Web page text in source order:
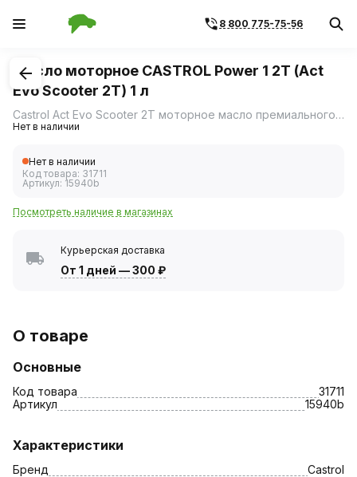
8 800 775-75-56
1/1
Масло моторное CASTROL Power 1 2T (Act
Evo Scooter 2T) 1 л
Castrol Act Evo Scooter 2T моторное масло премиального класса для 2-х тактных двигателей скутеров с низким уровнем образования дыма и характеристиками, усиленными частицами Heat Protection Molecules, которые защищают от накопления высокотемпературных отложений во время работы Вашего скутера под нагрузкой.
Нет в наличии
Нет в наличии
Код товара: 31711
Артикул: 15940b
Посмотреть наличие в магазинах
Курьерская доставка
От 1 дней —300 ₽
О товаре
Основные
Код товара
31711
Артикул
15940b
Характеристики
Бренд Castrol